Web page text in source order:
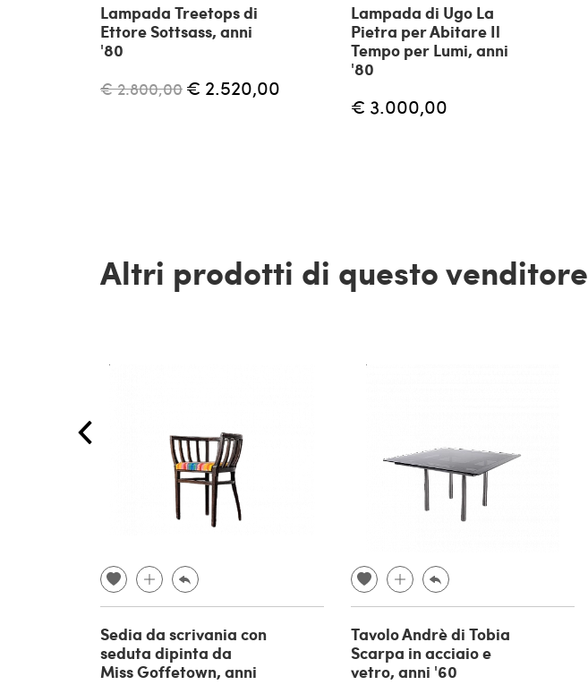
Lampada Treetops di
Ettore Sottsass, anni
'80
€ 2.800,00 € 2.520,00
Lampada di Ugo La
Pietra per Abitare Il
Tempo per Lumi, anni
'80
€ 3.000,00
Altri prodotti di questo venditore
Sedia da scrivania con
seduta dipinta da
Miss Goffetown, anni
Tavolo Andrè di Tobia
Scarpa in acciaio e
vetro, anni '60